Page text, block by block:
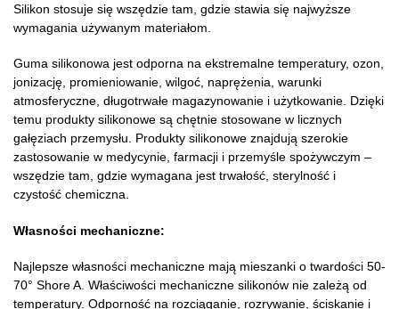
Silikon stosuje się wszędzie tam, gdzie stawia się najwyższe
wymagania używanym materiałom.
Guma silikonowa jest odporna na ekstremalne temperatury, ozon,
jonizację, promieniowanie, wilgoć, naprężenia, warunki
atmosferyczne, długotrwałe magazynowanie i użytkowanie. Dzięki
temu produkty silikonowe są chętnie stosowane w licznych
gałęziach przemysłu. Produkty silikonowe znajdują szerokie
zastosowanie w medycynie, farmacji i przemyśle spożywczym –
wszędzie tam, gdzie wymagana jest trwałość, sterylność i
czystość chemiczna.
Własności mechaniczne:
Najlepsze własności mechaniczne mają mieszanki o twardości 50-
70° Shore A. Właściwości mechaniczne silikonów nie zależą od
temperatury. Odporność na rozciąganie, rozrywanie, ściskanie i